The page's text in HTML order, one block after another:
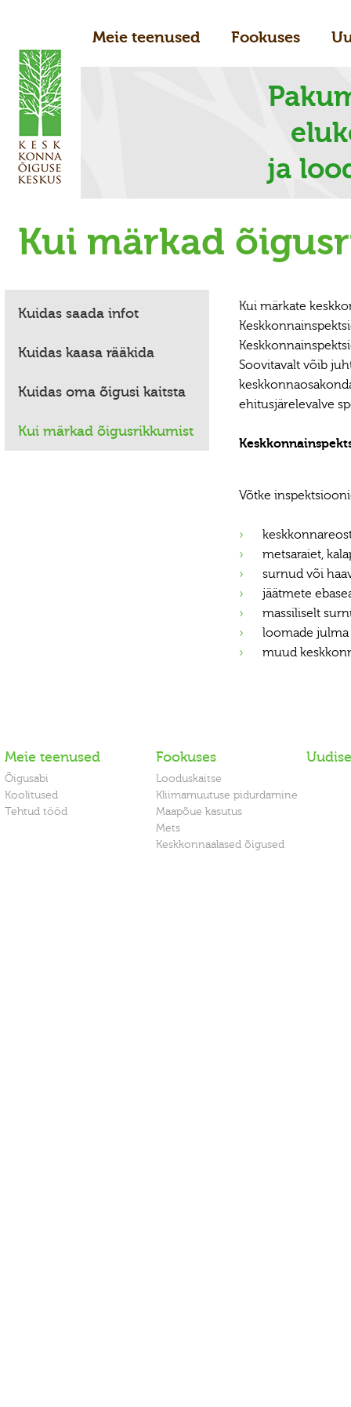
Meie teenused Fookuses
ja
Kui märkad
Kuidas saada infot
Kuidas kaasa rääkida
Kuidas oma õigusi kaitsta
Kui märkad õigusrikkumist
Kui märkate
Soovitavalt võib
ehitusjärelevalve
Võtke
metsaraiet,
surnud või
jäätmete
massiliselt
loomade
muud
Meie teenused
Õigusabi
Koolitused
Tehtud tööd
Fookuses
Looduskaitse
Kliimamuutuse pidurdamine
Maapõue kasutus
Mets
Keskkonnaalased õigused